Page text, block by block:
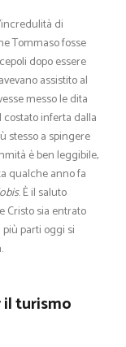
di
Tommaso fosse
dopo essere
assistito al
messo le dita
inferta dalla
stesso a spingere
è ben leggibile,
qualche anno fa
. È il saluto
Cristo sia entrato
parti oggi si
il turismo